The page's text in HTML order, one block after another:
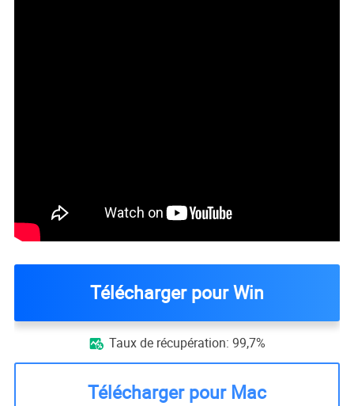
Télécharger pour Win
 Taux de récupération: 99,7%
Télécharger pour Mac